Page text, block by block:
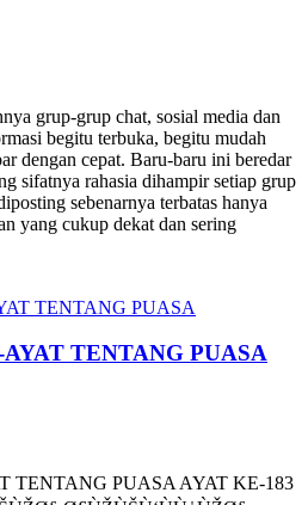
grup-grup chat, sosial media dan
begitu terbuka, begitu mudah
dengan cepat. Baru-baru ini beredar
sifatnya rahasia dihampir setiap grup
sebenarnya terbatas hanya
yang cukup dekat dan sering
TENTANG PUASA
TENTANG PUASA AYAT KE-183